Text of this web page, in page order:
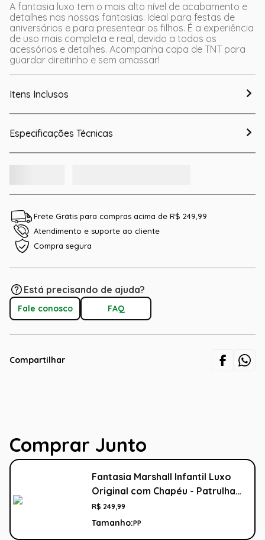
A fantasia luxo tem o mais alto nível de acabamento e
detalhes nas nossas fantasias. Ideal para festas de
aniversários e para presentear os filhos. É a experiência
de uso mais completa e real, devido a todos os
acessórios e detalhes. Acompanha capa de TNT para
guardar direitinho e sem amassar!
Itens Inclusos
Especificações Técnicas
Frete Grátis para compras acima de R$ 249,99
Atendimento e suporte ao cliente
Compra segura
Está precisando de ajuda?
Fale conosco FAQ
Compartilhar
Comprar Junto
Fantasia Marshall Infantil Luxo
Original com Chapéu - Patrulha
Canina
R$ 249,99
Tamanho:PP